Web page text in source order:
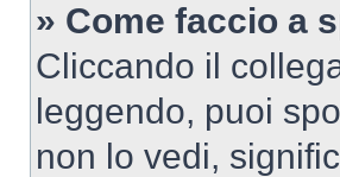
» Come faccio a
Cliccando il
leggendo, puoi
non lo vedi,